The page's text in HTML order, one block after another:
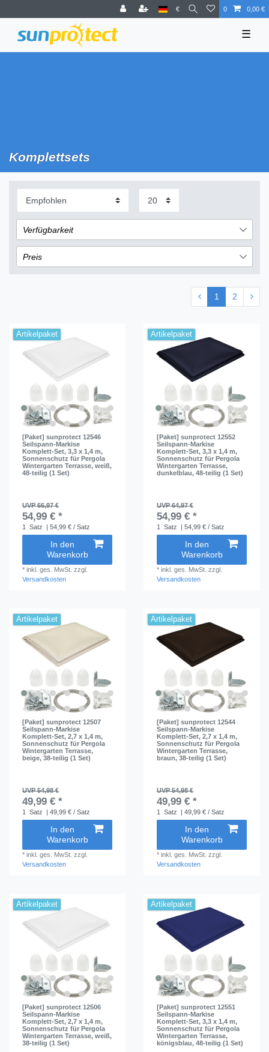
€ 0 0,00 €
☰
Komplettsets
Verfügbarkeit
sofort lieferbar
nicht lieferbar 21
Preis
1 2
Artikelpaket
[Paket] sunprotect 12546
Seilspann-Markise
Komplett-Set, 3,3 x 1,4 m,
Sonnenschutz für Pergola
Wintergarten Terrasse, weiß,
48-teilig (1 Set)
UVP 66,97 €
54,99 € *
1 Satz | 54,99 € / Satz
In den
Warenkorb
*inkl. ges. MwSt. zzgl.
Versandkosten
Artikelpaket
[Paket] sunprotect 12552
Seilspann-Markise
Komplett-Set, 3,3 x 1,4 m,
Sonnenschutz für Pergola
Wintergarten Terrasse,
dunkelblau, 48-teilig (1 Set)
UVP 64,97 €
54,99 € *
1 Satz | 54,99 € / Satz
In den
Warenkorb
*inkl. ges. MwSt. zzgl.
Versandkosten
Artikelpaket
[Paket] sunprotect 12507
Seilspann-Markise
Komplett-Set, 2,7 x 1,4 m,
Sonnenschutz für Pergola
Wintergarten Terrasse,
beige, 38-teilig (1 Set)
UVP 54,98 €
49,99 € *
1 Satz | 49,99 € / Satz
In den
Warenkorb
*inkl. ges. MwSt. zzgl.
Versandkosten
Artikelpaket
[Paket] sunprotect 12544
Seilspann-Markise
Komplett-Set, 2,7 x 1,4 m,
Sonnenschutz für Pergola
Wintergarten Terrasse,
braun, 38-teilig (1 Set)
UVP 54,98 €
49,99 € *
1 Satz | 49,99 € / Satz
In den
Warenkorb
*inkl. ges. MwSt. zzgl.
Versandkosten
Artikelpaket
[Paket] sunprotect 12506
Seilspann-Markise
Komplett-Set, 2,7 x 1,4 m,
Sonnenschutz für Pergola
Wintergarten Terrasse, weiß,
38-teilig (1 Set)
Artikelpaket
[Paket] sunprotect 12551
Seilspann-Markise
Komplett-Set, 3,3 x 1,4 m,
Sonnenschutz für Pergola
Wintergarten Terrasse,
königsblau, 48-teilig (1 Set)